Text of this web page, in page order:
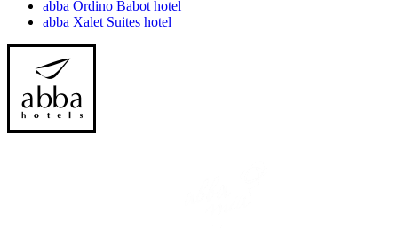
abba Ordino Babot hotel
abba Xalet Suites hotel